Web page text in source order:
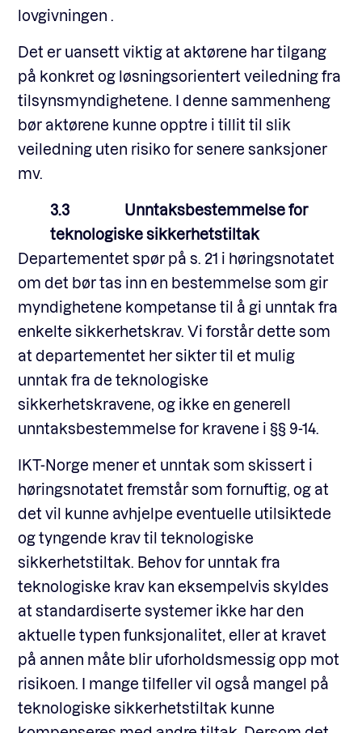
lovgivningen .
Det er uansett viktig at aktørene har tilgang
på konkret og løsningsorientert veiledning fra
tilsynsmyndighetene. I denne sammenheng
bør aktørene kunne opptre i tillit til slik
veiledning uten risiko for senere sanksjoner
mv.
3.3 Unntaksbestemmelse for
teknologiske sikkerhetstiltak
Departementet spør på s. 21 i høringsnotatet
om det bør tas inn en bestemmelse som gir
myndighetene kompetanse til å gi unntak fra
enkelte sikkerhetskrav. Vi forstår dette som
at departementet her sikter til et mulig
unntak fra de teknologiske
sikkerhetskravene, og ikke en generell
unntaksbestemmelse for kravene i §§ 9-14.
IKT-Norge mener et unntak som skissert i
høringsnotatet fremstår som fornuftig, og at
det vil kunne avhjelpe eventuelle utilsiktede
og tyngende krav til teknologiske
sikkerhetstiltak. Behov for unntak fra
teknologiske krav kan eksempelvis skyldes
at standardiserte systemer ikke har den
aktuelle typen funksjonalitet, eller at kravet
på annen måte blir uforholdsmessig opp mot
risikoen. I mange tilfeller vil også mangel på
teknologiske sikkerhetstiltak kunne